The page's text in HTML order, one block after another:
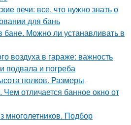
печи: все, что нужно знать о
для бань
бане. Можно ли устанавливать в
воздуха в гараже: важность
подвала и погреба
полков. Размеры
отличается банное окно от
многолетников. Подбор